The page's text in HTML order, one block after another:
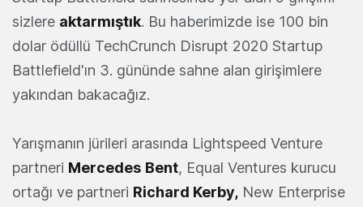
sizlere aktarmıştık. Bu haberimizde ise 100 bin
dolar ödüllü TechCrunch Disrupt 2020 Startup
Battlefield'ın 3. gününde sahne alan girişimlere
yakından bakacağız.
Yarışmanın jürileri arasında Lightspeed Venture
partneri Mercedes Bent, Equal Ventures kurucu
ortağı ve partneri Richard Kerby, New Enterprise